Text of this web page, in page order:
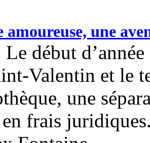
une
Le début
Valentin et le
une
en frais